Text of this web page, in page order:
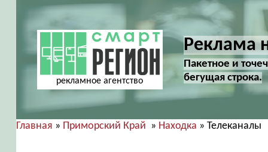
рекламное агентство
Реклама
Пакетное и
бегущая строка.
Главная » Приморский Край » Находка » Телеканалы